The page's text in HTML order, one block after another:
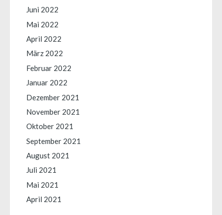
Juni 2022
Mai 2022
April 2022
März 2022
Februar 2022
Januar 2022
Dezember 2021
November 2021
Oktober 2021
September 2021
August 2021
Juli 2021
Mai 2021
April 2021